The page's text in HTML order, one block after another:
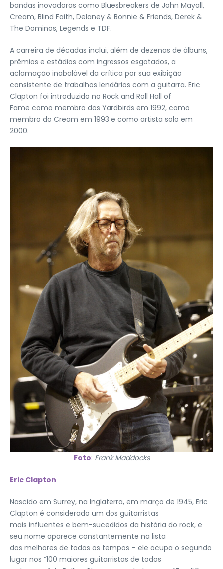
bandas inovadoras como Bluesbreakers de John Mayall,
Cream, Blind Faith, Delaney & Bonnie & Friends, Derek &
The Dominos, Legends e TDF.
A carreira de décadas inclui, além de dezenas de álbuns,
prêmios e estádios com ingressos esgotados, a
aclamação inabalável da crítica por sua exibição
consistente de trabalhos lendários com a guitarra. Eric
Clapton foi introduzido no Rock and Roll Hall of
Fame como membro dos Yardbirds em 1992, como
membro do Cream em 1993 e como artista solo em
2000.
Foto: Frank Maddocks
Eric Clapton
Nascido em Surrey, na Inglaterra, em março de 1945, Eric
Clapton é considerado um dos guitarristas
mais influentes e bem-sucedidos da história do rock, e
seu nome aparece constantemente na lista
dos melhores de todos os tempos – ele ocupa o segundo
lugar nos “100 maiores guitarristas de todos